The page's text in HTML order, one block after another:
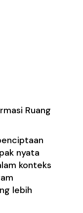
Ruang
nyata
konteks
lebih